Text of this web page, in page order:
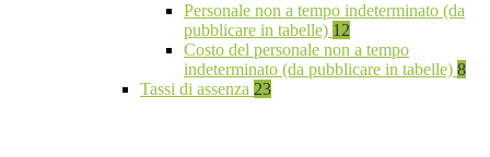
Personale non a tempo indeterminato (da
pubblicare in tabelle) 12
Costo del personale non a tempo
indeterminato (da pubblicare in tabelle) 8
Tassi di assenza 23